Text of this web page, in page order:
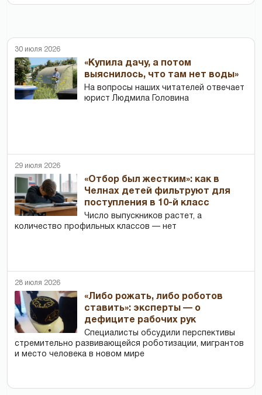
30 июля 2026
«Купила дачу, а потом
выяснилось, что там нет воды»
На вопросы наших читателей отвечает
юрист Людмила Головина
29 июля 2026
«Отбор был жестким»: как в
Челнах детей фильтруют для
поступления в 10-й класс
Число выпускников растет, а
количество профильных классов — нет
28 июля 2026
«Либо рожать, либо роботов
ставить»: эксперты — о
дефиците рабочих рук
Специалисты обсудили перспективы
стремительно развивающейся роботизации, мигрантов
и место человека в новом мире